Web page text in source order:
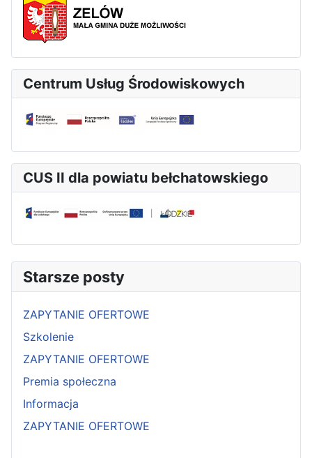
Centrum Usług Środowiskowych
CUS II dla powiatu bełchatowskiego
Starsze posty
ZAPYTANIE OFERTOWE
Szkolenie
ZAPYTANIE OFERTOWE
Premia społeczna
Informacja
ZAPYTANIE OFERTOWE